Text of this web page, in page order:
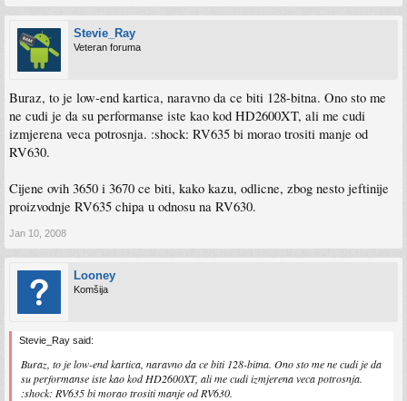
Stevie_Ray
Veteran foruma
Buraz, to je low-end kartica, naravno da ce biti 128-bitna. Ono sto me
ne cudi je da su performanse iste kao kod HD2600XT, ali me cudi
izmjerena veca potrosnja. :shock: RV635 bi morao trositi manje od
RV630.
Cijene ovih 3650 i 3670 ce biti, kako kazu, odlicne, zbog nesto jeftinije
proizvodnje RV635 chipa u odnosu na RV630.
Jan 10, 2008
Looney
Komšija
Stevie_Ray said:
Buraz, to je low-end kartica, naravno da ce biti 128-bitna. Ono sto me ne cudi je da
su performanse iste kao kod HD2600XT, ali me cudi izmjerena veca potrosnja.
:shock: RV635 bi morao trositi manje od RV630.